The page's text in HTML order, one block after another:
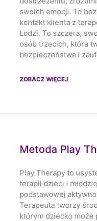
swoich emocji. To
kontakt klienta z
Łodzi. To szczera,
osób trzecich, która
bezpieczeństwa i
ZOBACZ WIĘCEJ
Metoda Play
Play Therapy to
terapii dzieci i
podstawowej
Terapeuta tworzy
którym dziecko może